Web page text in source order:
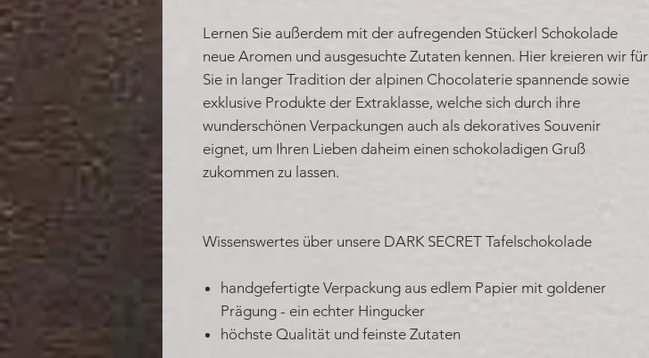
Lernen Sie außerdem mit der aufregenden Stückerl Schokolade
neue Aromen und ausgesuchte Zutaten kennen. Hier kreieren wir für
Sie in langer Tradition der alpinen Chocolaterie spannende sowie
exklusive Produkte der Extraklasse, welche sich durch ihre
wunderschönen Verpackungen auch als dekoratives Souvenir
eignet, um Ihren Lieben daheim einen schokoladigen Gruß
zukommen zu lassen.
Wissenswertes über unsere DARK SECRET Tafelschokolade
handgefertigte Verpackung aus edlem Papier mit goldener
Prägung - ein echter Hingucker
höchste Qualität und feinste Zutaten